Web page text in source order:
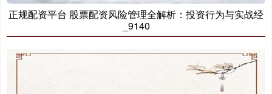
正规配资平台 股票配资风险管理全解析：投资行为与实战经
_9140